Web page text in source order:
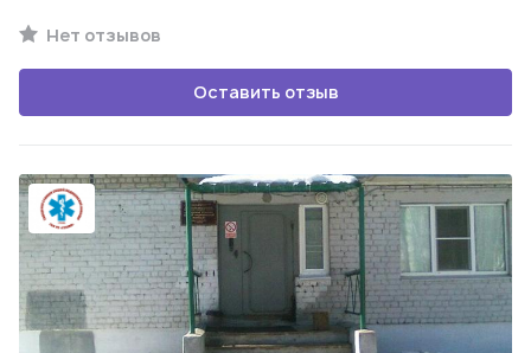
Нет отзывов
Оставить отзыв